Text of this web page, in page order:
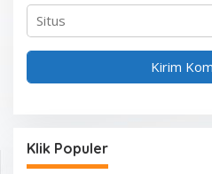
Klik Populer